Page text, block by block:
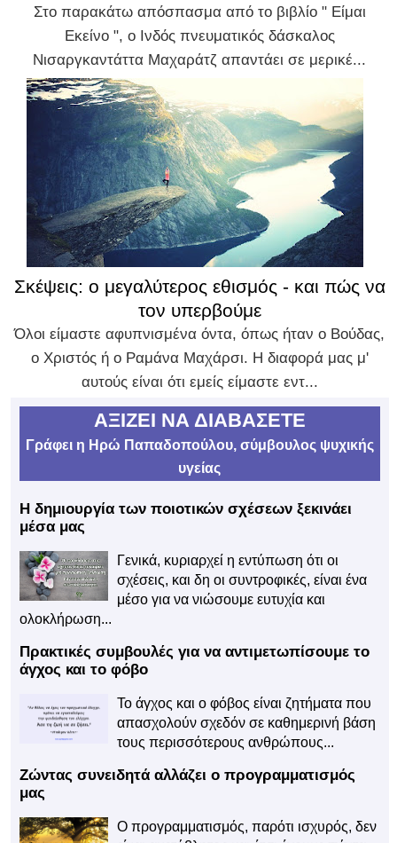
Στο παρακάτω απόσπασμα από το βιβλίο " Είμαι
Εκείνο ", ο Ινδός πνευματικός δάσκαλος
Νισαργκαντάττα Μαχαράτζ απαντάει σε μερικέ...
Σκέψεις: ο μεγαλύτερος εθισμός - και πώς να
τον υπερβούμε
Όλοι είμαστε αφυπνισμένα όντα, όπως ήταν ο Βούδας,
ο Χριστός ή ο Ραμάνα Μαχάρσι. Η διαφορά μας μ'
αυτούς είναι ότι εμείς είμαστε εντ...
ΑΞΙΖΕΙ ΝΑ ΔΙΑΒΑΣΕΤΕ
Γράφει η Ηρώ Παπαδοπούλου, σύμβουλος ψυχικής
υγείας
Η δημιουργία των ποιοτικών σχέσεων ξεκινάει
μέσα μας
Γενικά, κυριαρχεί η εντύπωση ότι οι
σχέσεις, και δη οι συντροφικές, είναι ένα
μέσο για να νιώσουμε ευτυχία και
ολοκλήρωση...
Πρακτικές συμβουλές για να αντιμετωπίσουμε το
άγχος και το φόβο
Το άγχος και ο φόβος είναι ζητήματα που
απασχολούν σχεδόν σε καθημερινή βάση
τους περισσότερους ανθρώπους...
Ζώντας συνειδητά αλλάζει ο προγραμματισμός
μας
Ο προγραμματισμός, παρότι ισχυρός, δεν